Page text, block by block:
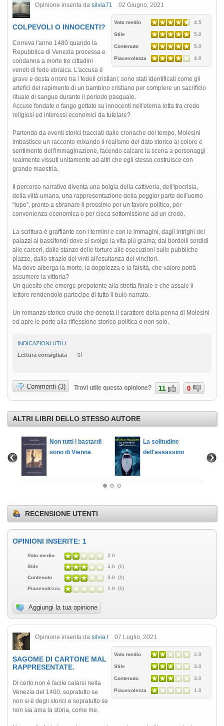
Opinione inserita da silvia71 02 Giugno, 2021
Voto medio 4.5
Stile 5.0
Contenuto 5.0
Piacevolezza 4.0
COLPEVOLI O INNOCENTI?
Correva l'anno 1480 quando la
Repubblica di Venezia processa e
condanna a morte tre cittadini
veneti di fede ebraica. L'accusa è
grave e desta orrore tra i fedeli cristiani; sono stati identificati come gli
artefici del rapimento di un bambino cristiano per compiere un sacrificio
rituale di sangue durante il periodo pasquale.
Accuse fondate o fango gettato su innocenti nell'eterna lotta tra credo
religiosi ed interessi economici da tutelare?
Partendo da eventi storici tracciati dalle cronache del tempo, Molesini
imbastisce un racconto mixando il realismo del dato storico al colore e
sentimento dell'immaginazione, facendo calcare la scena a personaggi
realmente vissuti unitamente ad altri che egli stesso costruisce con
grande maestria.
Il percorso narrativo diventa una bolgia della cattiveria, dell'ipocrisia,
della viltà umana, una rappresentazione della peggior parte dell'uomo
“lupo”, pronto a sbranare il prossimo per un favore politico, per
convenienza economica o per cieca sottomissione ad un credo.
La scrittura è graffiante con i termini e con le immagini, dagli intrighi dei
palazzi ai bassifondi dove si svolge la vita più grama; dai bordelli sordidi
alle carceri, dalle stanze delle torture alle esecuzioni sulle pubbliche
piazze, dallo strazio dei vinti all'esultanza dei vincitori.
Ma dove alberga la morte, la doppiezza e la falsità, che valore potrà
assumere la vittoria?
Un quesito che emerge prepotente alla stretta finale e che assale il
lettore rendendolo partecipe di tutto il buio narrato.
Un romanzo storico crudo che denota il carattere della penna di Molesini
ed apre le porte alla riflessione storico-politica e non solo.
INDICAZIONI UTILI
Lettura consigliata
sì
Commenti (3) Trovi utile questa opinione? 11 0
ALTRI LIBRI DELLO STESSO AUTORE
Non tutti i bastardi
sono di Vienna
La solitudine
dell'assassino
RECENSIONE UTENTI
OPINIONI INSERITE: 1
Voto medio
2.0
Stile
3.0 (1)
Contenuto
3.0 (1)
Piacevolezza
1.0 (1)
Aggiungi la tua opinione
Opinione inserita da silvia t 07 Luglio, 2021
Voto medio 2.0
Stile 3.0
Contenuto 3.0
Piacevolezza 1.0
SAGOME DI CARTONE MAL
RAPPRESENTATE.
Di certo non è facile calarsi nella
Venezia del 1400, sopratutto se
non si è degli storici e sopratutto se
non sia ama la storia, come me.